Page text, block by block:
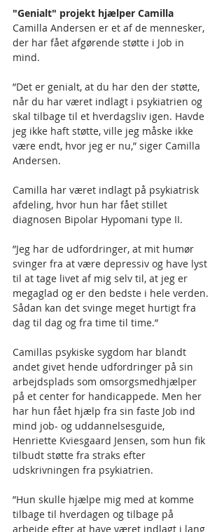
"Genialt" projekt hjælper Camilla
Camilla Andersen er et af de mennesker,
der har fået afgørende støtte i Job in
mind.
”Det er genialt, at du har den der støtte,
når du har været indlagt i psykiatrien og
skal tilbage til et hverdagsliv igen. Havde
jeg ikke haft støtte, ville jeg måske ikke
være endt, hvor jeg er nu,” siger Camilla
Andersen.
Camilla har været indlagt på psykiatrisk
afdeling, hvor hun har fået stillet
diagnosen Bipolar Hypomani type II.
”Jeg har de udfordringer, at mit humør
svinger fra at være depressiv og have lyst
til at tage livet af mig selv til, at jeg er
megaglad og er den bedste i hele verden.
Sådan kan det svinge meget hurtigt fra
dag til dag og fra time til time.”
Camillas psykiske sygdom har blandt
andet givet hende udfordringer på sin
arbejdsplads som omsorgsmedhjælper
på et center for handicappede. Men her
har hun fået hjælp fra sin faste Job ind
mind job- og uddannelsesguide,
Henriette Kviesgaard Jensen, som hun fik
tilbudt støtte fra straks efter
udskrivningen fra psykiatrien.
”Hun skulle hjælpe mig med at komme
tilbage til hverdagen og tilbage på
arbejde efter at have været indlagt i lang